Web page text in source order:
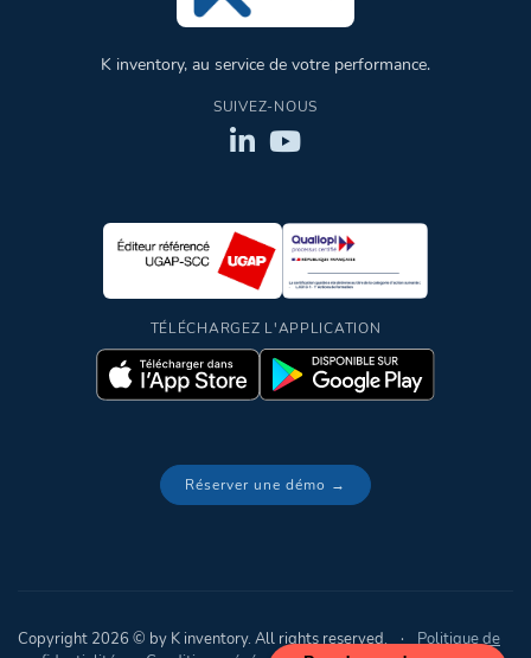
K inventory, au service de votre performance.
SUIVEZ-NOUS
TÉLÉCHARGEZ L'APPLICATION
Réserver une démo →
Copyright 2026 © by K inventory. All rights reserved. ·
Politique de